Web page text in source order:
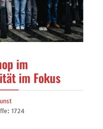
im
im Fokus
1724